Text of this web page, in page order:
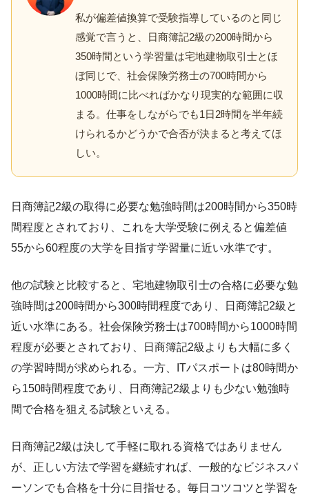
私が偏差値換算で受験指導しているのと同じ
感覚で言うと、日商簿記2級の200時間から
350時間という学習量は宅地建物取引士とほ
ぼ同じで、社会保険労務士の700時間から
1000時間に比べればかなり現実的な範囲に収
まる。仕事をしながらでも1日2時間を半年続
けられるかどうかで合否が決まると考えてほ
しい。
日商簿記2級の取得に必要な勉強時間は200時間から350時
間程度とされており、これを大学受験に例えると偏差値
55から60程度の大学を目指す学習量に近い水準です。
他の試験と比較すると、宅地建物取引士の合格に必要な勉
強時間は200時間から300時間程度であり、日商簿記2級と
近い水準にある。社会保険労務士は700時間から1000時間
程度が必要とされており、日商簿記2級よりも大幅に多く
の学習時間が求められる。一方、ITパスポートは80時間か
ら150時間程度であり、日商簿記2級よりも少ない勉強時
間で合格を狙える試験といえる。
日商簿記2級は決して手軽に取れる資格ではありません
が、正しい方法で学習を継続すれば、一般的なビジネスパ
ーソンでも合格を十分に目指せる。毎日コツコツと学習を